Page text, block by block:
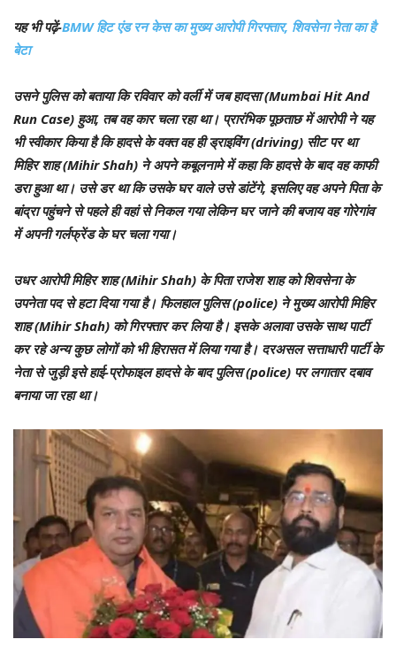
यह भी पढ़ें-BMW हिट एंड रन केस का मुख्य आरोपी गिरफ्तार, शिवसेना नेता का है
बेटा
उसने पुलिस को बताया कि रविवार को वर्ली में जब हादसा (Mumbai Hit And
Run Case) हुआ, तब वह कार चला रहा था। प्रारंभिक पूछताछ में आरोपी ने यह
भी स्वीकार किया है कि हादसे के वक्त वह ही ड्राइविंग (driving) सीट पर था
मिहिर शाह (Mihir Shah) ने अपने कबूलनामे में कहा कि हादसे के बाद वह काफी
डरा हुआ था। उसे डर था कि उसके घर वाले उसे डांटेंगे, इसलिए वह अपने पिता के
बांद्रा पहुंचने से पहले ही वहां से निकल गया लेकिन घर जाने की बजाय वह गोरेगांव
में अपनी गर्लफ्रेंड के घर चला गया।
उधर आरोपी मिहिर शाह (Mihir Shah) के पिता राजेश शाह को शिवसेना के
उपनेता पद से हटा दिया गया है। फिलहाल पुलिस (police) ने मुख्य आरोपी मिहिर
शाह (Mihir Shah) को गिरफ्तार कर लिया है। इसके अलावा उसके साथ पार्टी
कर रहे अन्य कुछ लोगों को भी हिरासत में लिया गया है। दरअसल सत्ताधारी पार्टी के
नेता से जुड़ी इसे हाई-प्रोफाइल हादसे के बाद पुलिस (police) पर लगातार दबाव
बनाया जा रहा था।